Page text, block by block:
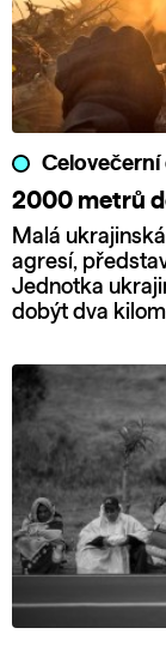
2000 metrů
Malá
agresí,
Jednotka
dobýt dva